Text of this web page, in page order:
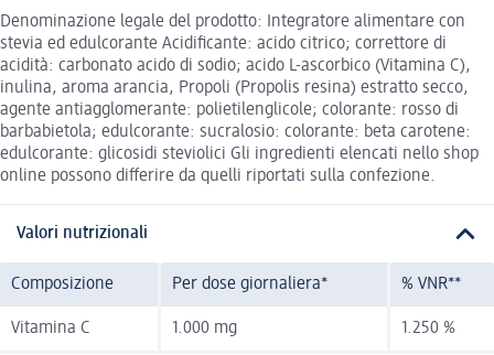
Denominazione legale del prodotto: Integratore alimentare con
stevia ed edulcorante Acidificante: acido citrico; correttore di
acidità: carbonato acido di sodio; acido L-ascorbico (Vitamina C),
inulina, aroma arancia, Propoli (Propolis resina) estratto secco,
agente antiagglomerante: polietilenglicole; colorante: rosso di
barbabietola; edulcorante: sucralosio: colorante: beta carotene:
edulcorante: glicosidi steviolici Gli ingredienti elencati nello shop
online possono differire da quelli riportati sulla confezione.
Valori nutrizionali
Composizione Per dose giornaliera* % VNR**
Vitamina C 1.000 mg 1.250 %